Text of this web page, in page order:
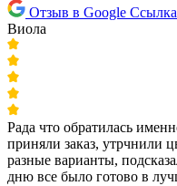
Отзыв в Google
Виола
Рада что обратилась
приняли заказ, утрчнили
разные варианты,
дню все было готово в